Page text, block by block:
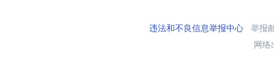
违法和不良信息举报中心举报
网